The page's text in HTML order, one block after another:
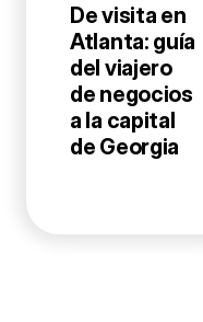
De visita en
Atlanta: guía
del viajero
de negocios
a la capital
de Georgia